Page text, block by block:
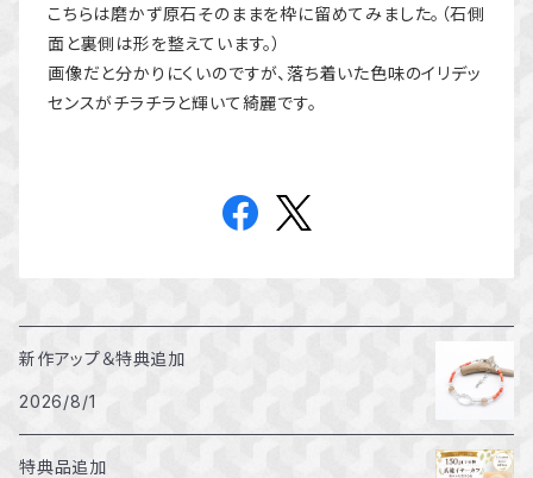
こちらは磨かず原石そのままを枠に留めてみました。（石側
面と裏側は形を整えています。）
画像だと分かりにくいのですが、落ち着いた色味のイリデッ
センスがチラチラと輝いて綺麗です。
新作アップ＆特典追加
2026/8/1
特典品追加